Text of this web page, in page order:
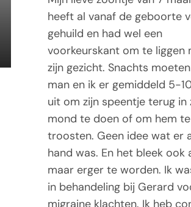
Referenties
Over Gerard
Actueel
Tarieven
Contact
30 Augustus 2015
heeft al vanaf de geboorte
gehuild en had wel een
voorkeurskant om te liggen
zijn gezicht. Snachts
man en ik er gemiddeld 5-
uit om zijn speentje terug in
mond te doen of om hem te
troosten. Geen idee wat er
hand was. En het bleek ook
maar erger te worden. Ik
in behandeling bij Gerard